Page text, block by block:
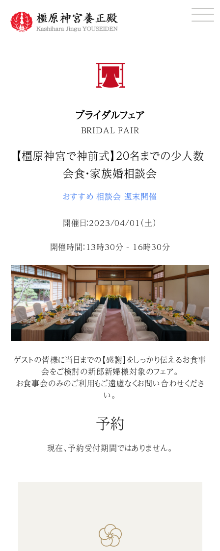
ブライダルフェア
BRIDAL FAIR
【橿原神宮で神前式】20名までの少人数
会食・家族婚相談会
おすすめ 相談会 週末開催
開催日：2023/04/01（土）
開催時間：13時30分 - 16時30分
ゲストの皆様に当日までの【感謝】をしっかり伝えるお食事
会をご検討の新郎新婦様対象のフェア。
お食事会のみのご利用もご遠慮なくお問い合わせくださ
い。
予約
現在、予約受付期間ではありません。